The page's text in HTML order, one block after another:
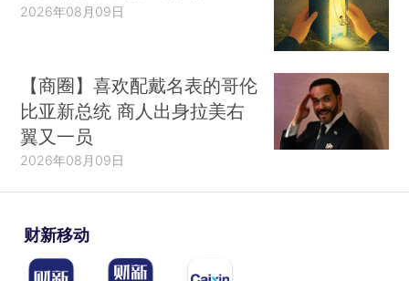
2026年08月09日
【商圈】喜欢配戴名表的哥伦
比亚新总统 商人出身拉美右
翼又一员
2026年08月09日
财新移动